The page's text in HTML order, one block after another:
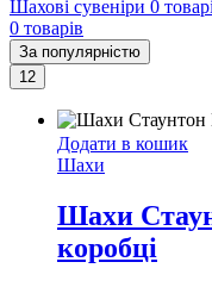
Шахові сувеніри 0
0 товарів
За популярністю
12
Додати в кошик
Шахи
Шахи
коробці